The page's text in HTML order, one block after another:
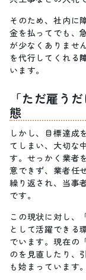
そのため、社内に
金を払ってでも、
が少なくありませ
を代行してくれる
います。
「ただ雇う
態
しかし、目標達成
てしまい、大切な
す。せっかく業者
意できず、業者任
繰り返され、当事
です。
この現状に対し、
として活躍できる
でいます。現在の
のを見直したり、
も始まっています。